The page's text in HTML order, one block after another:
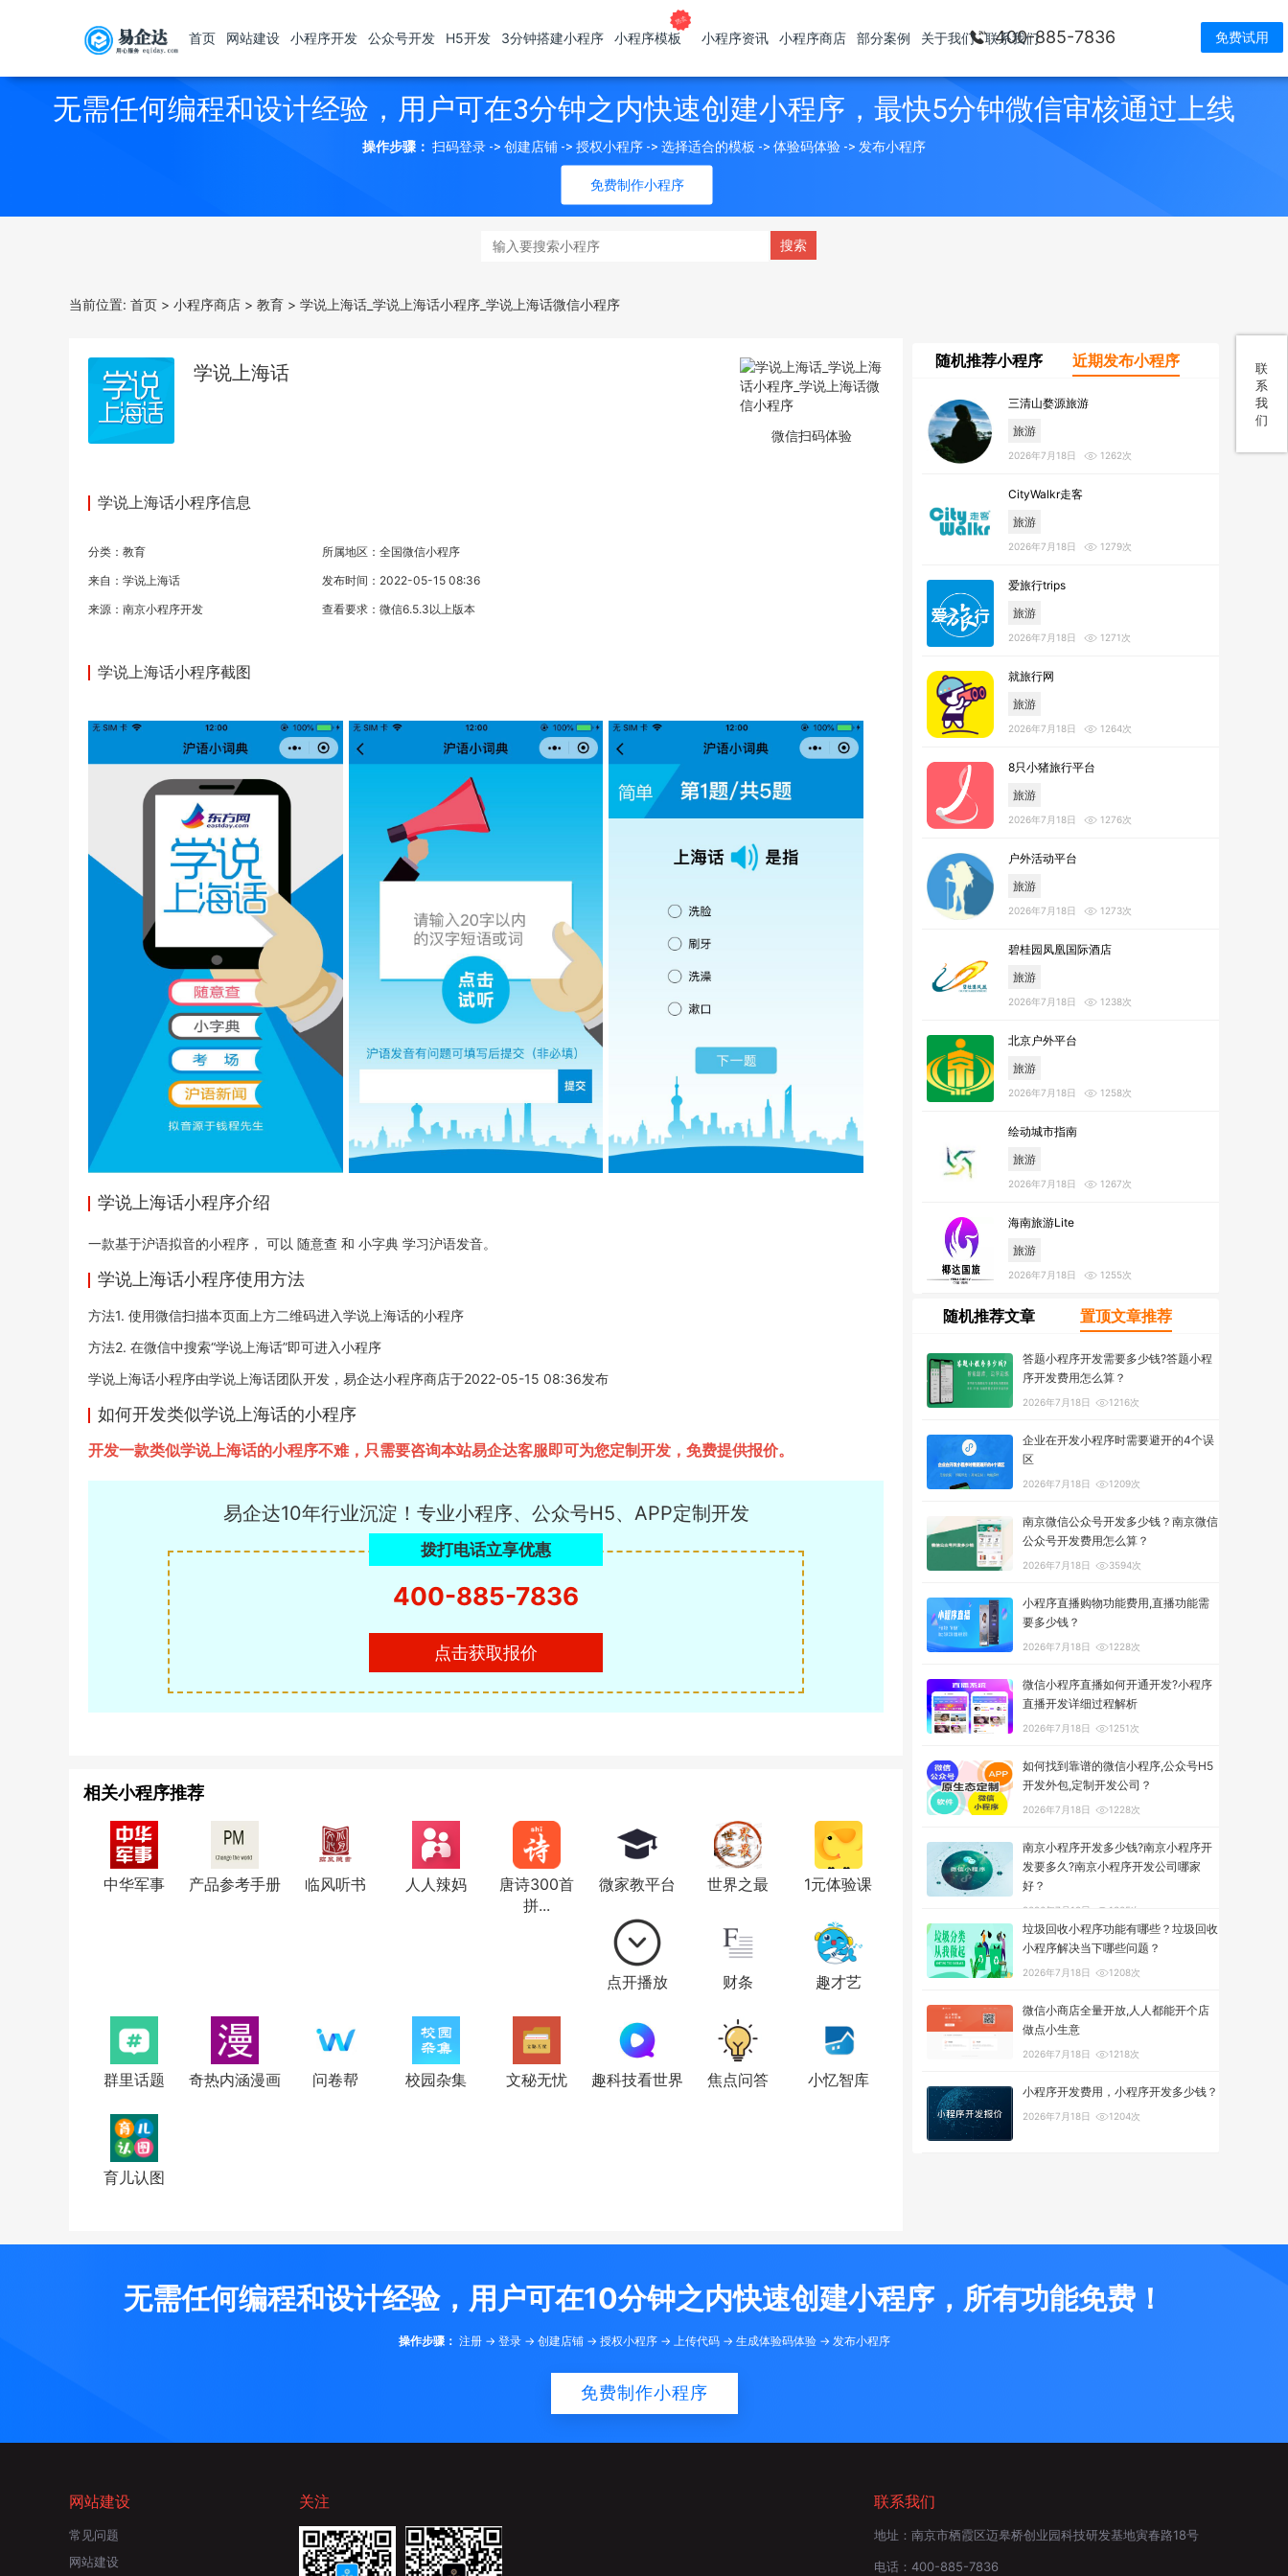
400-885-7836 免费试用
首页 网站建设 小程序开发 公众号开发 H5开发 3分钟搭建小程序 小程序模板 小程序资讯 小程序商店 部分案例 关于我们 联系我们
联
系
我
们
无需任何编程和设计经验，用户可在3分钟之内快速创建小程序，最快5分钟微信审核通过上线
免费制作小程序
操作步骤： 扫码登录 -> 创建店铺 -> 授权小程序 -> 选择适合的模板 -> 体验码体验 -> 发布小程序
当前位置: 首页 > 小程序商店 > 教育 > 学说上海话_学说上海话小程序_学说上海话微信小程序
学说上海话
学说上海话小程序信息
分类： 教育
所属地区：全国微信小程序
来自：学说上海话
发布时间：2022-05-15 08:36
来源： 南京小程序开发 查看要求：微信6.5.3以上版本
微信扫码体验
学说上海话小程序截图
学说上海话小程序介绍
一款基于沪语拟音的小程序 ， 可以 随意查 和 小字典 学习沪语发音。
学说上海话小程序使用方法
方法1. 使用微信扫描本页面上方二维码进入学说上海话的小程序
方法2. 在微信中搜索“学说上海话”即可进入小程序
学说上海话小程序由学说上海话团队开发，易企达小程序商店于2022-05-15 08:36发布
如何开发类似学说上海话的小程序
开发一款类似学说上海话的小程序不难，只需要咨询本站易企达客服即可为您定制开发，免费提供报价。
易企达10年行业沉淀！专业小程序、公众号H5、APP定制开发
拨打电话立享优惠
400-885-7836
点击获取报价
相关小程序推荐
中华军事 产品参考手册 临风听书 人人辣妈
唐诗300首
拼...
微家教平台 世界之最 1元体验课
点开播放 财条 趣才艺
群里话题 奇热内涵漫画 问卷帮 校园杂集 文秘无忧 趣科技看世界 焦点问答 小忆智库
育儿认图
随机推荐小程序 近期发布小程序
三清山婺源旅游
旅游
2026年7月18日 1262次
CityWalkr走客
旅游
2026年7月18日 1279次
爱旅行trips
旅游
2026年7月18日 1271次
就旅行网
旅游
2026年7月18日 1264次
8只小猪旅行平台
旅游
2026年7月18日 1276次
户外活动平台
旅游
2026年7月18日 1273次
碧桂园凤凰国际酒店
旅游
2026年7月18日 1238次
北京户外平台
旅游
2026年7月18日 1258次
绘动城市指南
旅游
2026年7月18日 1267次
海南旅游Lite
旅游
2026年7月18日 1255次
随机推荐文章 置顶文章推荐
答题小程序开发需要多少钱?答题小程
序开发费用怎么算？
2026年7月18日 1216次
企业在开发小程序时需要避开的4个误
区
2026年7月18日 1209次
南京微信公众号开发多少钱？南京微信
公众号开发费用怎么算？
2026年7月18日 3594次
小程序直播购物功能费用,直播功能需
要多少钱？
2026年7月18日 1228次
微信小程序直播如何开通开发?小程序
直播开发详细过程解析
2026年7月18日 1251次
如何找到靠谱的微信小程序,公众号H5
开发外包,定制开发公司？
2026年7月18日 1228次
南京小程序开发多少钱?南京小程序开
发要多久?南京小程序开发公司哪家
好？
2026年7月18日 1305次
垃圾回收小程序功能有哪些？垃圾回收
小程序解决当下哪些问题？
2026年7月18日 1208次
微信小商店全量开放,人人都能开个店
做点小生意
2026年7月18日 1218次
小程序开发费用，小程序开发多少钱？
2026年7月18日 1204次
无需任何编程和设计经验，用户可在10分钟之内快速创建小程序，所有功能免费！
操作步骤： 注册 -> 登录 -> 创建店铺 -> 授权小程序 -> 上传代码 -> 生成体验码体验 -> 发布小程序
免费制作小程序
网站建设
常见问题
网站建设
关注 联系我们
地址： 南京市栖霞区迈皋桥创业园科技研发基地寅春路18号
电话： 400-885-7836